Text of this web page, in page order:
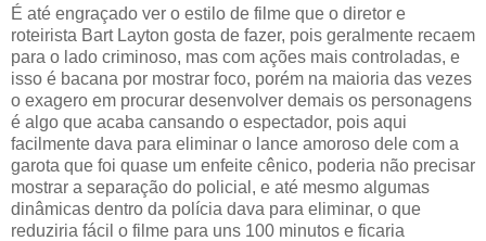
É até engraçado ver o estilo de filme que o diretor e
roteirista Bart Layton gosta de fazer, pois geralmente recaem
para o lado criminoso, mas com ações mais controladas, e
isso é bacana por mostrar foco, porém na maioria das vezes
o exagero em procurar desenvolver demais os personagens
é algo que acaba cansando o espectador, pois aqui
facilmente dava para eliminar o lance amoroso dele com a
garota que foi quase um enfeite cênico, poderia não precisar
mostrar a separação do policial, e até mesmo algumas
dinâmicas dentro da polícia dava para eliminar, o que
reduziria fácil o filme para uns 100 minutos e ficaria